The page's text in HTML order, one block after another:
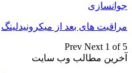
جوانسازی
مراقبت های بعد از میکرونیدلینگ
Prev Next 1 of 5
آخرین مطالب وب سایت